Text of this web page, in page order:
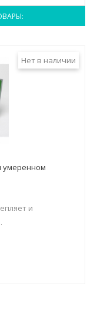
Нет в наличии
умеренном
и